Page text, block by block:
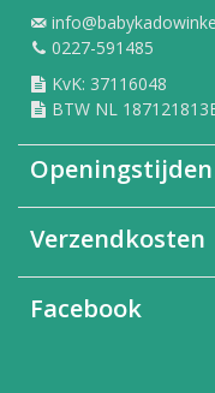
0227-591485
KvK: 37116048
BTW NL
Openingstijden
Verzendkosten
Facebook